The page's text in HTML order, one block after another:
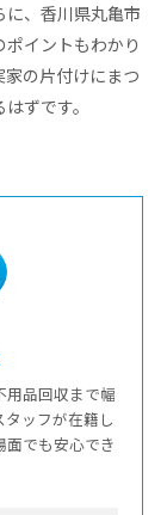
、香川県丸亀市
イントもわかり
の片付けにまつ
ずです。
品回収まで幅
ッフが在籍し
でも安心でき